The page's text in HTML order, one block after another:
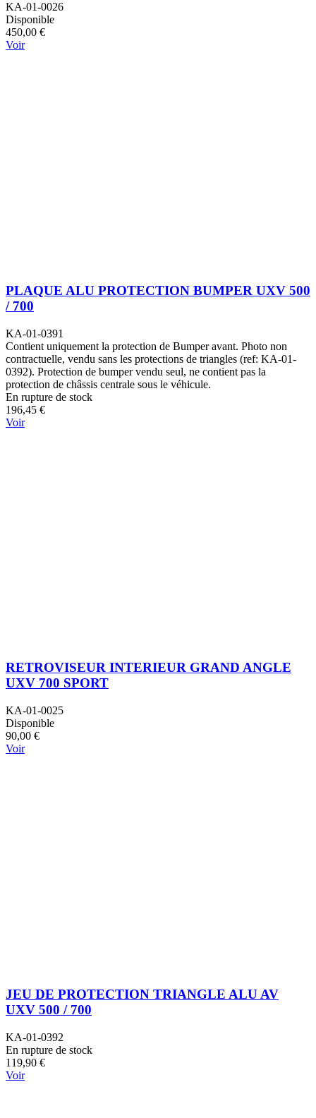
KA-01-0026
Disponible
450,00 €
Voir
PLAQUE ALU PROTECTION BUMPER UXV 500
/ 700
KA-01-0391
Contient uniquement la protection de Bumper avant. Photo non
contractuelle, vendu sans les protections de triangles (ref: KA-01-
0392). Protection de bumper vendu seul, ne contient pas la
protection de châssis centrale sous le véhicule.
En rupture de stock
196,45 €
Voir
RETROVISEUR INTERIEUR GRAND ANGLE
UXV 700 SPORT
KA-01-0025
Disponible
90,00 €
Voir
JEU DE PROTECTION TRIANGLE ALU AV
UXV 500 / 700
KA-01-0392
En rupture de stock
119,90 €
Voir